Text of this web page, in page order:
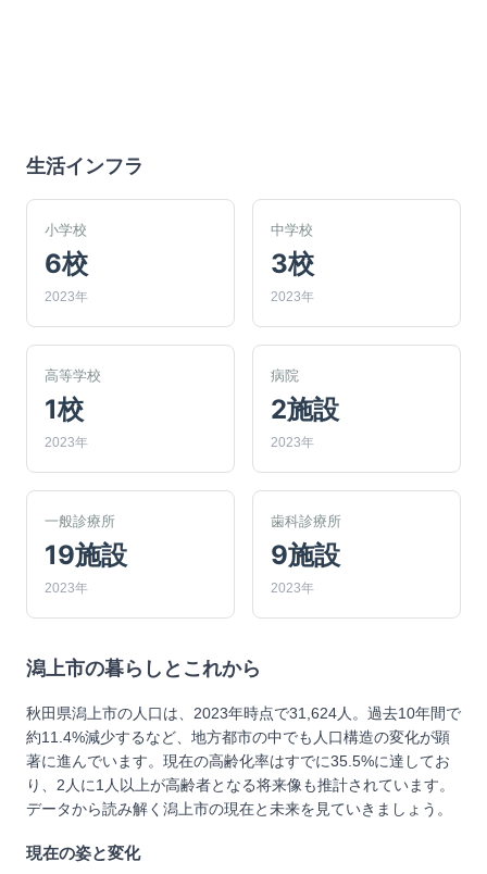
生活インフラ
小学校
6校
2023年
中学校
3校
2023年
高等学校
1校
2023年
病院
2施設
2023年
一般診療所
19施設
2023年
歯科診療所
9施設
2023年
潟上市の暮らしとこれから
秋田県潟上市の人口は、2023年時点で31,624人。過去10年間で
約11.4%減少するなど、地方都市の中でも人口構造の変化が顕
著に進んでいます。現在の高齢化率はすでに35.5%に達してお
り、2人に1人以上が高齢者となる将来像も推計されています。
データから読み解く潟上市の現在と未来を見ていきましょう。
現在の姿と変化